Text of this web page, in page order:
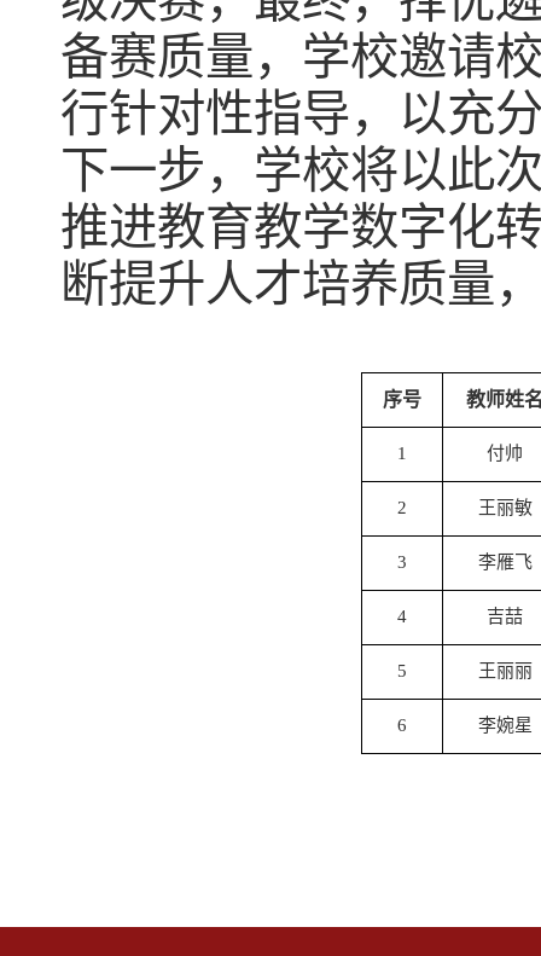
备赛质量，学校邀请
行针对性指导，以充
下一步，学校将以此
推进教育教学数字化
断提升人才培养质量
序号 教师姓
1 付帅
2 王丽敏
3 李雁飞
4 吉喆
5 王丽丽
6 李婉星